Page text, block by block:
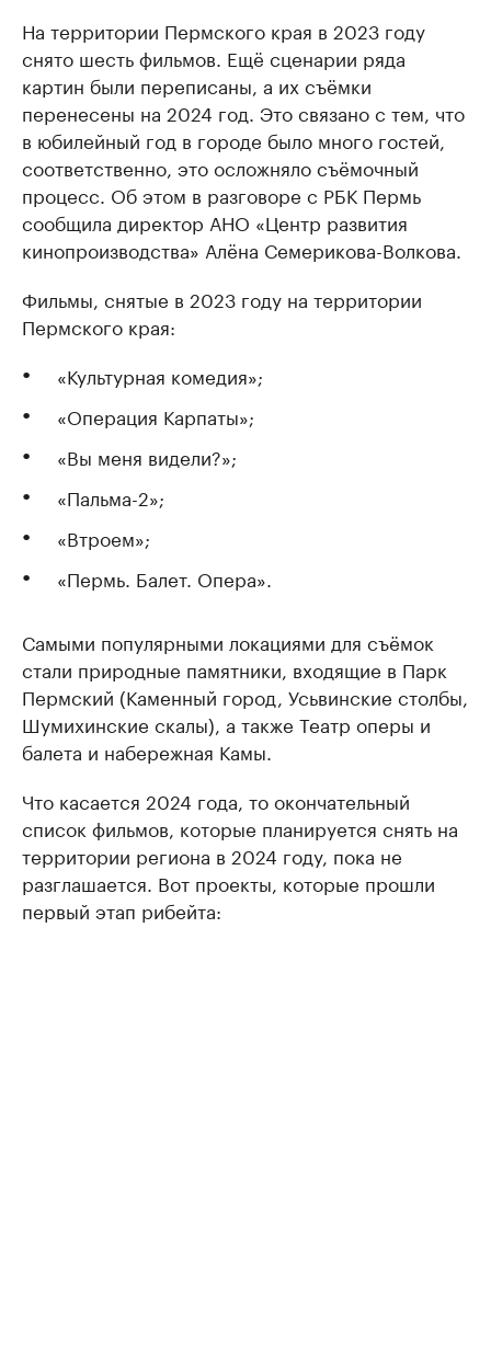
На территории Пермского края в 2023 году
снято шесть фильмов. Ещё сценарии ряда
картин были переписаны, а их съёмки
перенесены на 2024 год. Это связано с тем, что
в юбилейный год в городе было много гостей,
соответственно, это осложняло съёмочный
процесс. Об этом в разговоре с РБК Пермь
сообщила директор АНО «Центр развития
кинопроизводства» Алёна Семерикова-Волкова.
Фильмы, снятые в 2023 году на территории
Пермского края:
«Культурная комедия»;
«Операция Карпаты»;
«Вы меня видели?»;
«Пальма-2»;
«Втроем»;
«Пермь. Балет. Опера».
Самыми популярными локациями для съёмок
стали природные памятники, входящие в Парк
Пермский (Каменный город, Усьвинские столбы,
Шумихинские скалы), а также Театр оперы и
балета и набережная Камы.
Что касается 2024 года, то окончательный
список фильмов, которые планируется снять на
территории региона в 2024 году, пока не
разглашается. Вот проекты, которые прошли
первый этап рибейта: